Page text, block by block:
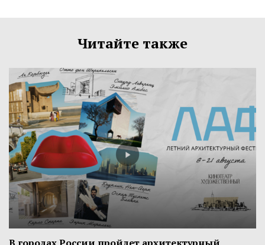
Читайте также
В городах России пройдет архитектурный